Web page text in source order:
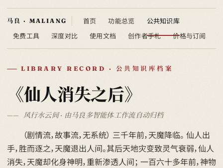
首页 功能总览
公共知识库
免费工具
深度对比 使用文档 创作者手札 价格与订阅
LIBRARY RECORD · 公共知识库档案
《仙人消失之后》
风行水云间 · 由马良多智能体工作流自动归档
（剧情流，故事流，无系统） 三千年前，天魔降临。 仙人出
手，胜而逐之，天魔退出人间。其后天地灾变致灵气衰弱，仙人
消失，天魔却化身神明，重新渗透人间； 一百六十多年前，神物